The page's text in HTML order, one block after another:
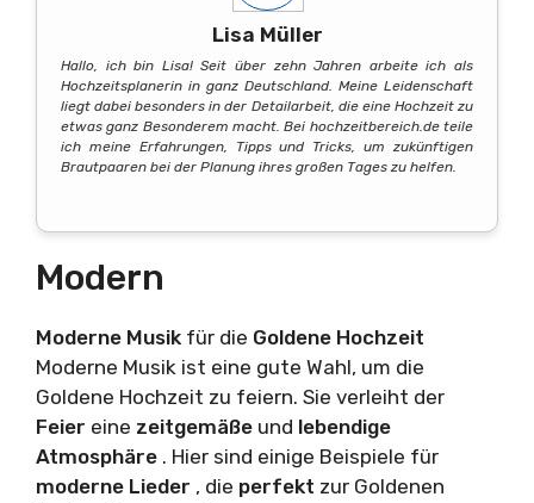
Lisa Müller
Hallo, ich bin Lisa! Seit über zehn Jahren arbeite ich als
Hochzeitsplanerin in ganz Deutschland. Meine Leidenschaft
liegt dabei besonders in der Detailarbeit, die eine Hochzeit zu
etwas ganz Besonderem macht. Bei hochzeitbereich.de teile
ich meine Erfahrungen, Tipps und Tricks, um zukünftigen
Brautpaaren bei der Planung ihres großen Tages zu helfen.
Modern
Moderne Musik für die Goldene Hochzeit
Moderne Musik ist eine gute Wahl, um die
Goldene Hochzeit zu feiern. Sie verleiht der
Feier eine zeitgemäße und lebendige
Atmosphäre . Hier sind einige Beispiele für
moderne Lieder , die perfekt zur Goldenen